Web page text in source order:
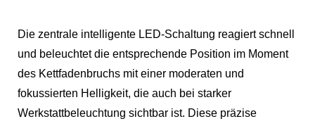
Die zentrale intelligente LED-Schaltung reagiert schnell
und beleuchtet die entsprechende Position im Moment
des Kettfadenbruchs mit einer moderaten und
fokussierten Helligkeit, die auch bei starker
Werkstattbeleuchtung sichtbar ist. Diese präzise